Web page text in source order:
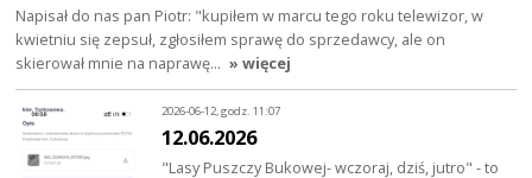
Napisał do nas pan Piotr: "kupiłem w marcu tego roku telewizor, w
kwietniu się zepsuł, zgłosiłem sprawę do sprzedawcy, ale on
skierował mnie na naprawę… » więcej
2026-06-12, godz. 11:07
12.06.2026
"Lasy Puszczy Bukowej- wczoraj, dziś, jutro" - to